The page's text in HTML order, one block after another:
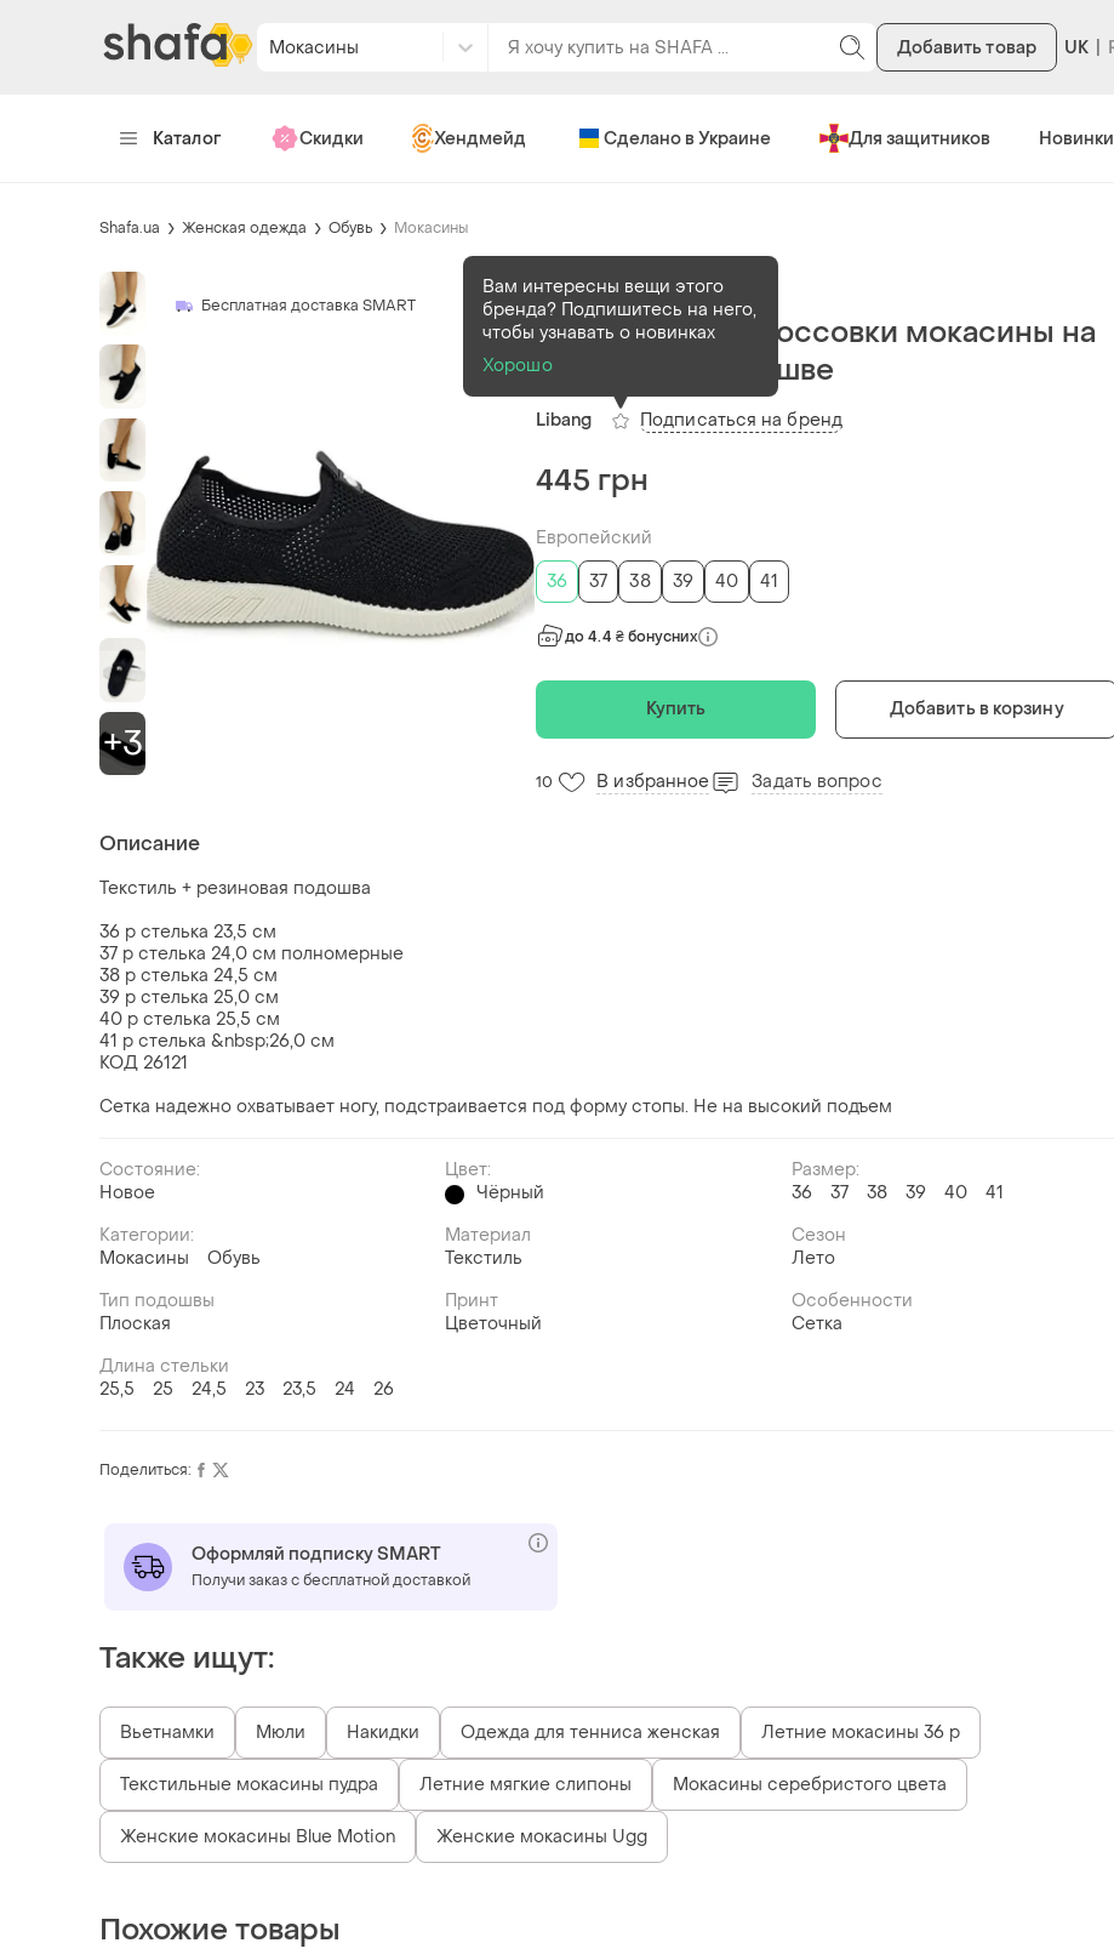
Мокасины Добавить товар UK
Каталог Скидки Хендмейд Сделано в Украине Для защитников Новинки
Shafa.ua Женская одежда Обувь Мокасины
+3
Бесплатная доставка SMART
В наличии8 шт
Черные кеды кроссовки мокасины на
резиновой подошве
Libang
Вам интересны вещи этого
бренда? Подпишитесь на него,
чтобы узнавать о новинках
Хорошо
Подписаться на бренд
445 грн
Европейский
36
37 38 39 40 41
до 4.4 ₴ бонусних
Купить Добавить в корзину
10 В избранное Задать вопрос
Описание
Текстиль + резиновая подошва
36 р стелька 23,5 см
37 р стелька 24,0 см полномерные
38 р стелька 24,5 см
39 р стелька 25,0 см
40 р стелька 25,5 см
41 р стелька &nbsp;26,0 см
КОД 26121
Сетка надежно охватывает ногу, подстраивается под форму стопы. Не на высокий подъем
Состояние:
Новое
Цвет:
Чёрный
Размер:
36
37 38 39 40
41
Категории:
Мокасины
Обувь
Материал
Текстиль
Сезон
Лето
Тип подошвы
Плоская
Принт
Цветочный
Особенности
Сетка
Длина стельки
25,5
25 24,5 23 23,5 24 26
Поделиться:
Оформляй подписку SMART
Получи заказ с бесплатной доставкой
Также ищут:
Вьетнамки Мюли Накидки Одежда для тенниса женская Летние мокасины 36 р
Текстильные мокасины пудра Летние мягкие слипоны Мокасины серебристого цвета
Женские мокасины Blue Motion Женские мокасины Ugg
Похожие товары